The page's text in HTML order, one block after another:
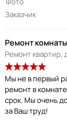
Заказчик
Ремонт
Ремонт квартир,
Мы не в первый
ремонт в
срок. Мы очень
за Ваш труд!